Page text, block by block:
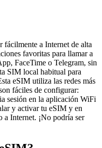
fácilmente a Internet de alta
favoritas para llamar a
FaceTime o Telegram, sin
SIM local habitual para
eSIM utiliza las redes más
fáciles de configurar:
sesión en la aplicación WiFi
y activar tu eSIM y en
a Internet. ¡No podría ser